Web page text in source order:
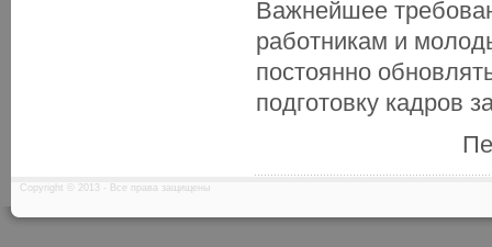
Важнейшее
работникам и
постоянно
подготовку кадров
Copyright © 2013 - Все права защищены